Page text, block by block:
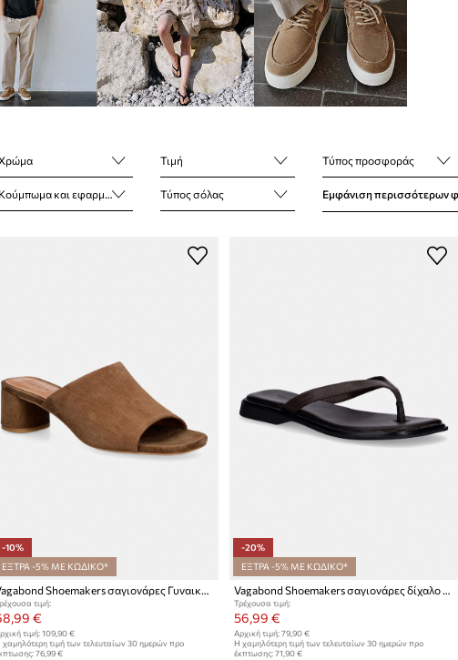
Τιμή Τύπος προσφοράς
Κούμπωμα και εφαρμογή Τύπος σόλας Εμφάνιση περισσότερων
-10%
ΕΞΤΡΑ -5% ΜΕ ΚΩΔΙΚΟ*
Vagabond Shoemakers σαγιονάρες Γυναικεία σουέτ PIPER
τιμή:
€
τιμή: 109,90 €
τιμή των τελευταίων 30 ημερών προ
76,99 €
-20%
ΕΞΤΡΑ -5% ΜΕ ΚΩΔΙΚΟ*
Vagabond Shoemakers σαγιονάρες δίχαλο Γυναικείες δερμάτινες IZZY
Τρέχουσα τιμή:
56,99 €
Αρχική τιμή: 79,90 €
Η χαμηλότερη τιμή των τελευταίων 30 ημερών προ
έκπτωσης: 71,90 €